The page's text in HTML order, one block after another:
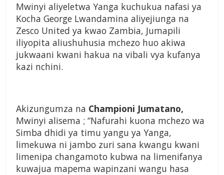
Mwinyi aliyeletwa Yanga kuchukua nafasi ya
Ko­cha George Lwandamina aliyejiunga na
Zesco United ya kwao Zambia, Jumapili
iliyopita aliushuhusia mchezo huo akiwa
jukwaani kwani hakua na vibali vya kufanya
kazi nchini.
Akizungumza na Champio­ni Jumatano,
Mwinyi alisema ; “Nafurahi kuona mchezo wa
Simba dhidi ya timu yangu ya Yanga,
limekuwa ni jambo zuri sana kwangu kwani
limenipa changamoto kubwa na limenifanya
kuwajua mapema wapinzani wangu hasa